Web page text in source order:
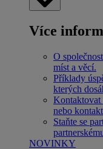
Více
O
míst a věcí.
Příklady
kterých
Kontaktovat
nebo
Staňte se
NOVINKY